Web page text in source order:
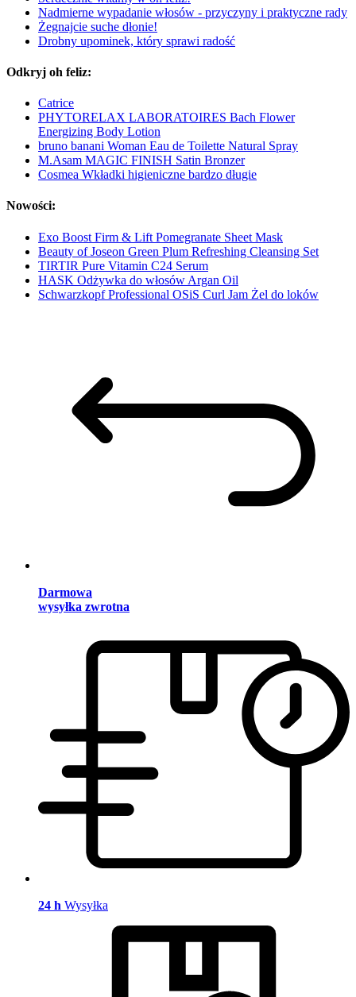
Nadmierne wypadanie włosów - przyczyny i praktyczne rady
Żegnajcie suche dłonie!
Drobny upominek, który sprawi radość
Odkryj oh feliz:
Catrice
PHYTORELAX LABORATOIRES Bach Flower
Energizing Body Lotion
bruno banani Woman Eau de Toilette Natural Spray
M.Asam MAGIC FINISH Satin Bronzer
Cosmea Wkładki higieniczne bardzo długie
Nowości:
Exo Boost Firm & Lift Pomegranate Sheet Mask
Beauty of Joseon Green Plum Refreshing Cleansing Set
TIRTIR Pure Vitamin C24 Serum
HASK Odżywka do włosów Argan Oil
Schwarzkopf Professional OSiS Curl Jam Żel do loków
Darmowa
wysyłka zwrotna
24 h Wysyłka